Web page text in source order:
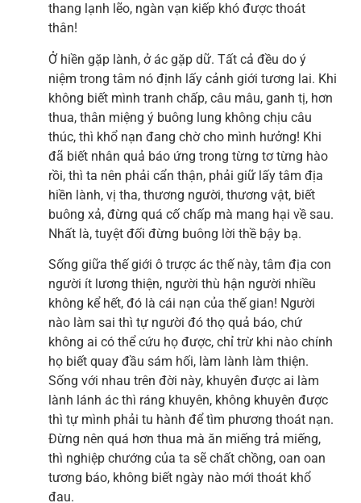
thang lạnh lẽo, ngàn vạn kiếp khó được thoát
thân!
Ở hiền gặp lành, ở ác gặp dữ. Tất cả đều do ý
niệm trong tâm nó định lấy cảnh giới tương lai. Khi
không biết mình tranh chấp, câu mâu, ganh tị, hơn
thua, thân miệng ý buông lung không chịu câu
thúc, thì khổ nạn đang chờ cho mình hưởng! Khi
đã biết nhân quả báo ứng trong từng tơ từng hào
rồi, thì ta nên phải cẩn thận, phải giữ lấy tâm địa
hiền lành, vị tha, thương người, thương vật, biết
buông xả, đừng quá cố chấp mà mang hại về sau.
Nhất là, tuyệt đối đừng buông lời thề bậy bạ.
Sống giữa thế giới ô trược ác thế này, tâm địa con
người ít lương thiện, người thù hận người nhiều
không kể hết, đó là cái nạn của thế gian! Người
nào làm sai thì tự người đó thọ quả báo, chứ
không ai có thể cứu họ được, chỉ trừ khi nào chính
họ biết quay đầu sám hối, làm lành làm thiện.
Sống với nhau trên đời này, khuyên được ai làm
lành lánh ác thì ráng khuyên, không khuyên được
thì tự mình phải tu hành để tìm phương thoát nạn.
Đừng nên quá hơn thua mà ăn miếng trả miếng,
thì nghiệp chướng của ta sẽ chất chồng, oan oan
tương báo, không biết ngày nào mới thoát khổ
đau.